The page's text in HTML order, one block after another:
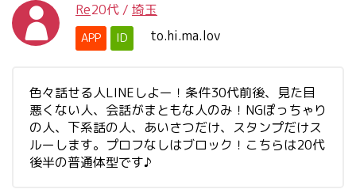
Re20代 / 埼玉
APP ID to.hi.ma.lov
色々話せる人LINEしよー！条件30代前後、見た目
悪くない人、会話がまともな人のみ！NGぽっちゃり
の人、下系話の人、あいさつだけ、スタンプだけス
ルーします。プロフなしはブロック！こちらは20代
後半の普通体型です♪